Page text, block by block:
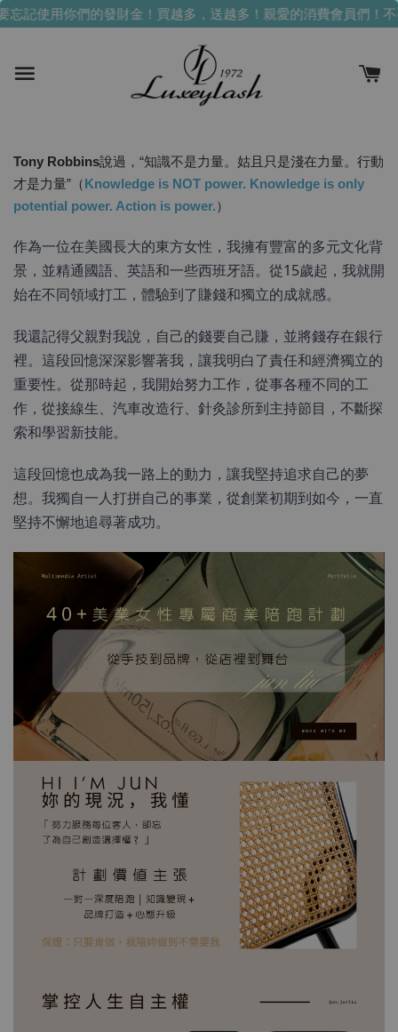
記使用你們的發財金！買越多，送越多！ 親愛的消費會員們！不
Tony Robbins說過，“知識不是力量。姑且只是淺在力量。行動
才是力量”（Knowledge is NOT power. Knowledge is only
potential power. Action is power.）
作為一位在美國長大的東方女性，我擁有豐富的多元文化背
景，並精通國語、英語和一些西班牙語。從15歲起，我就開
始在不同領域打工，體驗到了賺錢和獨立的成就感。
我還記得父親對我說，自己的錢要自己賺，並將錢存在銀行
裡。這段回憶深深影響著我，讓我明白了責任和經濟獨立的
重要性。從那時起，我開始努力工作，從事各種不同的工
作，從接線生、汽車改造行、針灸診所到主持節目，不斷探
索和學習新技能。
這段回憶也成為我一路上的動力，讓我堅持追求自己的夢
想。我獨自一人打拼自己的事業，從創業初期到如今，一直
堅持不懈地追尋著成功。